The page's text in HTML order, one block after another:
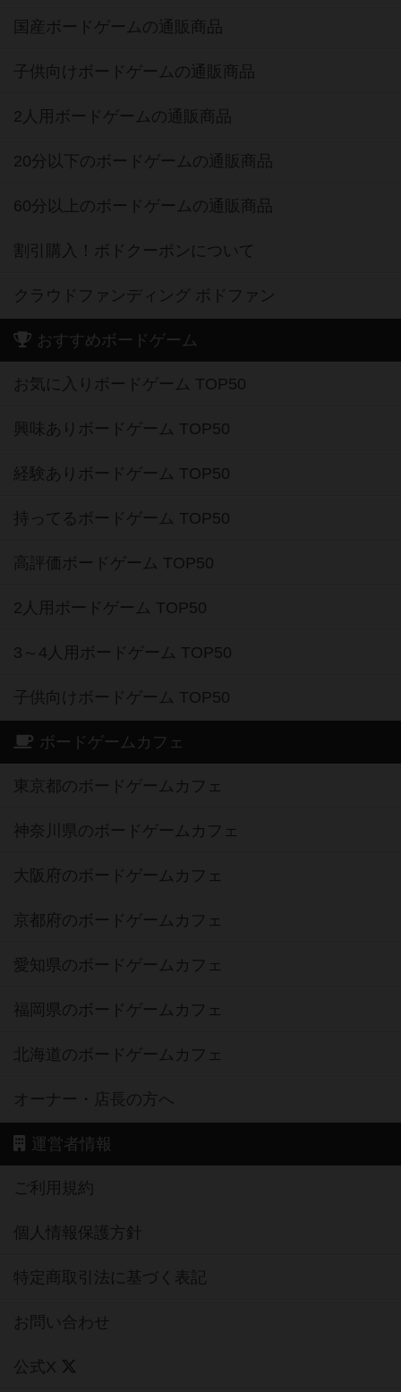
国産ボードゲームの通販商品
子供向けボードゲームの通販商品
2人用ボードゲームの通販商品
20分以下のボードゲームの通販商品
60分以上のボードゲームの通販商品
割引購入！ボドクーポンについて
クラウドファンディング ボドファン
おすすめボードゲーム
お気に入りボードゲーム TOP50
興味ありボードゲーム TOP50
経験ありボードゲーム TOP50
持ってるボードゲーム TOP50
高評価ボードゲーム TOP50
2人用ボードゲーム TOP50
3～4人用ボードゲーム TOP50
子供向けボードゲーム TOP50
ボードゲームカフェ
東京都のボードゲームカフェ
神奈川県のボードゲームカフェ
大阪府のボードゲームカフェ
京都府のボードゲームカフェ
愛知県のボードゲームカフェ
福岡県のボードゲームカフェ
北海道のボードゲームカフェ
オーナー・店長の方へ
運営者情報
ご利用規約
個人情報保護方針
特定商取引法に基づく表記
お問い合わせ
公式X